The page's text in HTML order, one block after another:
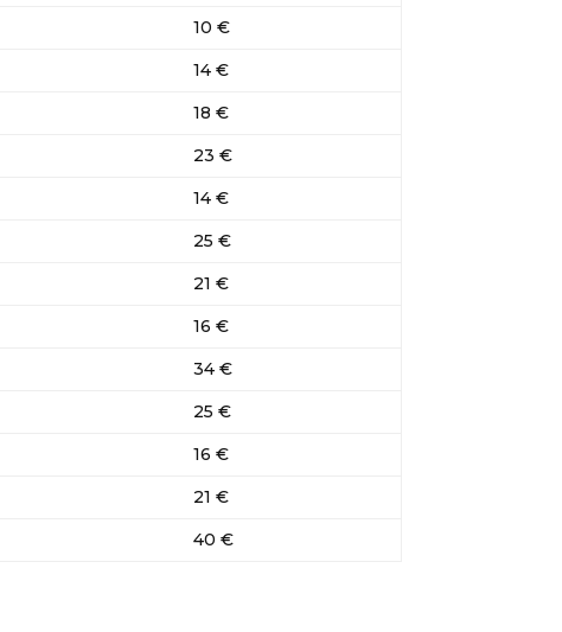
10 €
14 €
18 €
23 €
14 €
25 €
21 €
16 €
34 €
25 €
16 €
21 €
40 €